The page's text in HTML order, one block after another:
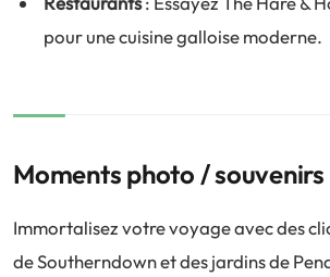
pour une cuisine galloise moderne.
Moments photo / souvenirs
Immortalisez votre voyage avec des
de Southerndown et des jardins de